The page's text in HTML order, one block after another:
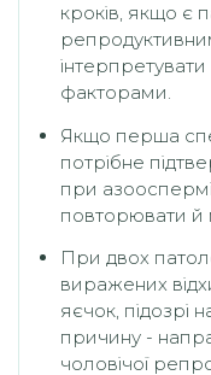
кроків, якщо є
факторами.
Якщо перша
потрібне
при
повторювати й
При двох
виражених
яєчок, підозрі
причину -
чоловічої